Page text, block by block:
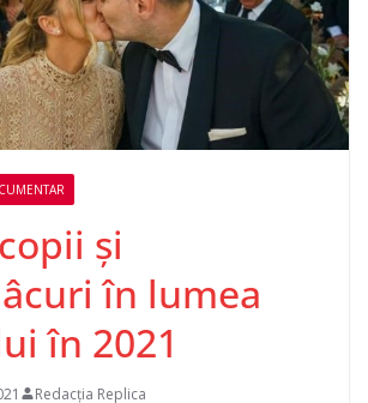
şi
în lumea
în 2021
Redacția Replica